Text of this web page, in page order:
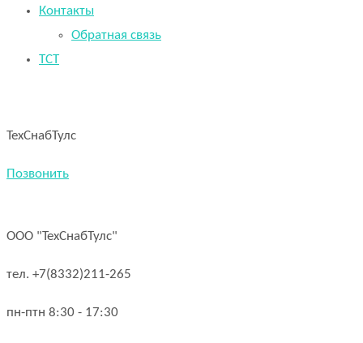
Контакты
Обратная связь
TCT
ТехСнабТулс
Позвонить
ООО "ТехСнабТулс"
тел. +7(8332)211-265
пн-птн 8:30 - 17:30